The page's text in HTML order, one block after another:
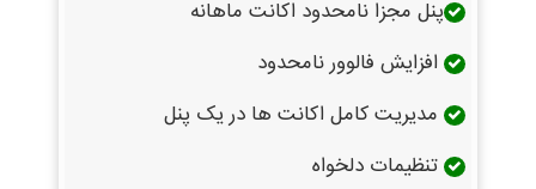
پنل مجزا نامحدود اکانت ماهانه
افزایش فالوور نامحدود
مدیریت کامل اکانت ها در یک پنل
تنظیمات دلخواه